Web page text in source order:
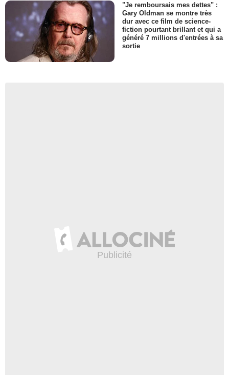
"Je remboursais mes dettes" :
Gary Oldman se montre très
dur avec ce film de science-
fiction pourtant brillant et qui a
généré 7 millions d'entrées à sa
sortie